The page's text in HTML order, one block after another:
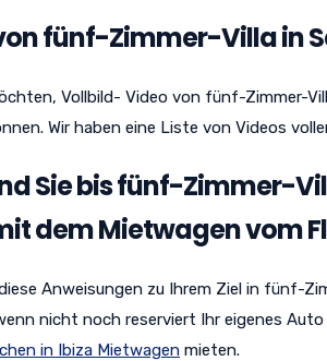
fünf-Zimmer-Villa in
Vollbild- Video von fünf-Zimmer-
Wir haben eine Liste von Videos
Sie bis fünf-Zimmer-
dem Mietwagen vom
Anweisungen zu Ihrem Ziel in fünf-
nicht noch reserviert Ihr eigenes
in Ibiza Mietwagen mieten.